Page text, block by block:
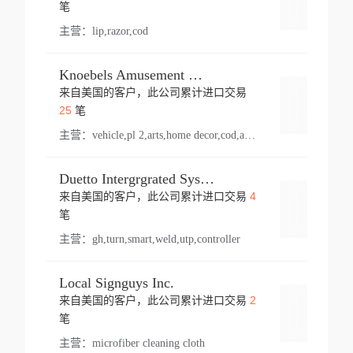
笔
主营： lip,razor,cod
Knoebels Amusement Resort
来自美国的客户，此公司累计进口交易
25笔
主营： vehicle,pl 2,arts,home decor,cod,amusement ride,sea
Duetto Intergrgrated Systems Inc.
来自美国的客户，此公司累计进口交易 4
笔
主营： gh,turn,smart,weld,utp,controller
Local Signguys Inc.
来自美国的客户，此公司累计进口交易 2
笔
主营： microfiber cleaning cloth